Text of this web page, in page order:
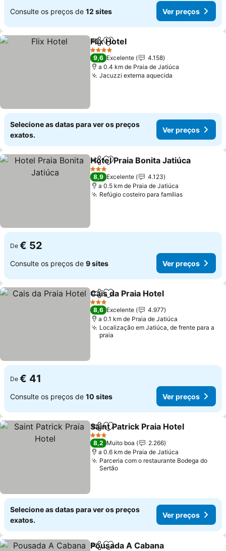
Consulte os preços de 12 sites Ver preços
PartilharAdicionar aos favoritos
Flix Hotel
4 Estrelas
9,6 Excelente
4.158
a 0.4 km de Praia de Jatiúca
Jacuzzi externa aquecida
Selecione as datas para ver os preços
exatos.
Ver preços
PartilharAdicionar aos favoritos
Hotel Praia Bonita Jatiúca
3 Estrelas
8,9 Excelente
4.123
a 0.5 km de Praia de Jatiúca
Refúgio costeiro para famíliasVer preços
De € 52
Consulte os preços de 9 sites Ver preços
PartilharAdicionar aos favoritos
Cais da Praia Hotel
3 Estrelas
8,6 Excelente
4.977
a 0.1 km de Praia de Jatiúca
Localização em Jatiúca, de frente para a
praia
De € 41
Consulte os preços de 10 sites Ver preços
PartilharAdicionar aos favoritos
Saint Patrick Praia Hotel
3 Estrelas
8,2 Muito boa
2.266
a 0.6 km de Praia de Jatiúca
Parceria com o restaurante Bodega do
Sertão
Selecione as datas para ver os preços
exatos.
Ver preços
Pousada A Cabana